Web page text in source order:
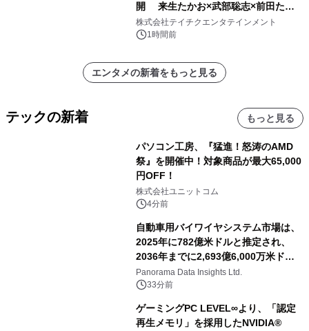
開 来生たかお×武部聡志×前田たか
ひろの豪華タッグ
株式会社テイチクエンタテインメント
1時間前
エンタメの新着をもっと見る
テックの新着 もっと見る
パソコン工房、『猛進！怒涛のAMD
祭』を開催中！対象商品が最大65,000
円OFF！
株式会社ユニットコム
4分前
自動車用バイワイヤシステム市場は、
2025年に782億米ドルと推定され、
2036年までに2,693億6,000万米ドル
に達すると予測されており、予測期間
（2026年～2036年）
Panorama Data Insights Ltd.
33分前
ゲーミングPC LEVEL∞より、「認定
再生メモリ」を採用したNVIDIA®